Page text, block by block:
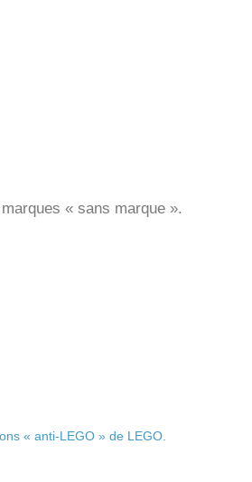
« sans marque ».
« anti-LEGO » de LEGO.